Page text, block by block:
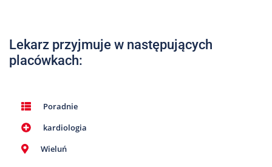
Galeria
302
Lekarz przyjmuje w następujących
placówkach:
Poradnie
kardiologia
Wieluń